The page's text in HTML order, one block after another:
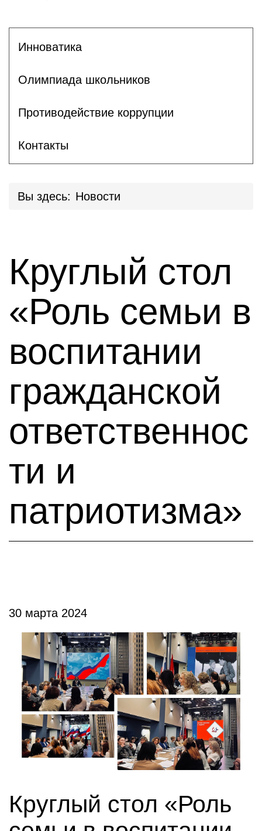
Инноватика
Олимпиада школьников
Противодействие коррупции
Контакты
Вы здесь: Новости
Круглый стол
«Роль семьи в
воспитании
гражданской
ответственнос
ти и
патриотизма»
30 марта 2024
Круглый стол «Роль